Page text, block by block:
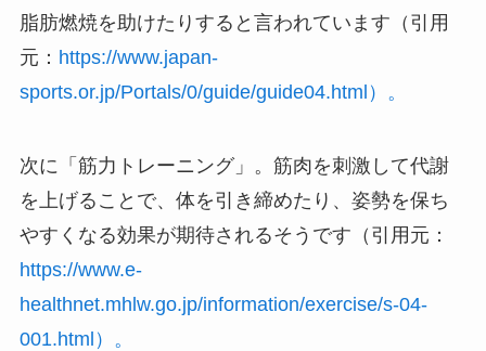
脂肪燃焼を助けたりすると言われています（引用
元： https://www.japan-
sports.or.jp/Portals/0/guide/guide04.html）。
次に「筋力トレーニング」。筋肉を刺激して代謝
を上げることで、体を引き締めたり、姿勢を保ち
やすくなる効果が期待されるそうです（引用元：
https://www.e-
healthnet.mhlw.go.jp/information/exercise/s-04-
001.html）。